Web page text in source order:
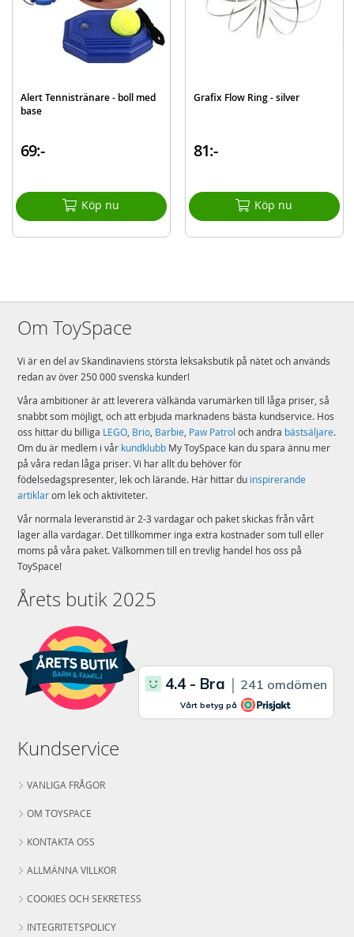
Alert Tennistränare - boll med
base
69:-
Köp nu
Grafix Flow Ring - silver
81:-
Köp nu
Om ToySpace
Vi är en del av Skandinaviens största leksaksbutik på nätet och används
redan av över 250 000 svenska kunder!
Våra ambitioner är att leverera välkända varumärken till låga priser, så
snabbt som möjligt, och att erbjuda marknadens bästa kundservice. Hos
oss hittar du billiga LEGO, Brio, Barbie, Paw Patrol och andra bästsäljare.
Om du är medlem i vår kundklubb My ToySpace kan du spara ännu mer
på våra redan låga priser. Vi har allt du behöver för
födelsedagspresenter, lek och lärande. Här hittar du inspirerande
artiklarom lek och aktiviteter.
Vår normala leveranstid är 2-3 vardagar och paket skickas från vårt
lager alla vardagar. Det tillkommer inga extra kostnader som tull eller
moms på våra paket. Välkommen till en trevlig handel hos oss på
ToySpace!
Årets butik 2025
Kundservice
VANLIGA FRÅGOR
OM TOYSPACE
KONTAKTA OSS
ALLMÄNNA VILLKOR
COOKIES OCH SEKRETESS
INTEGRITETSPOLICY